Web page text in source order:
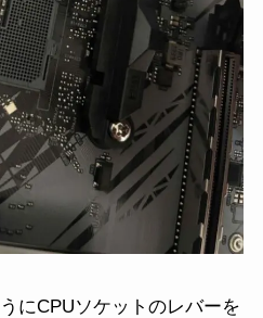
にCPUソケットのレバーを